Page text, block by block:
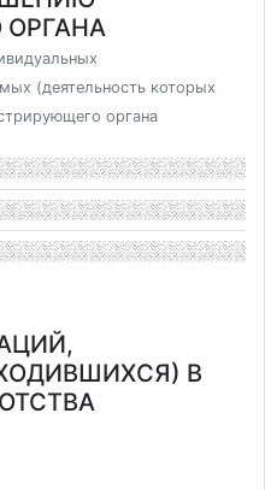
(деятельность которых
органа
В